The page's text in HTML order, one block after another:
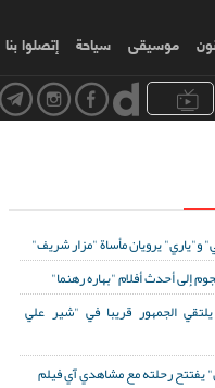
موسیقی سياحة إتصلوا بنا
و"ياري" يرويان مأساة "مزار شريف"
إلى أحدث أفلام "بهاره رهنما"
الجمهور قريبا في "شير علي
يفتتح رحلته مع مشاهدي آي فيلم